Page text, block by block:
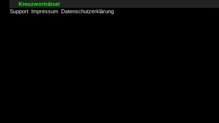
Kreuzworträtsel
Support Impressum Datenschutzerklärung